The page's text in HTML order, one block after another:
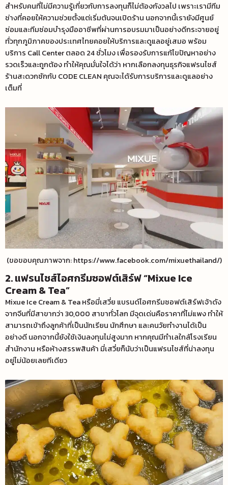
สำหรับคนที่ไม่มีความรู้เกี่ยวกับการลงทุนก็ไม่ต้องกังวลไป เพราะเรามีทีม
ช่างที่คอยให้ความช่วยตั้งแต่เริ่มต้นจนเปิดร้าน นอกจากนี้เรายังมีศูนย์
ซ่อมและทีมซ่อมบำรุงมืออาชีพที่ผ่านการอบรมมาเป็นอย่างดีกระจายอยู่
ทั่วทุกภูมิภาคของประเทศไทยคอยให้บริการและดูแลอยู่เสมอ พร้อม
บริการ Call Center ตลอด 24 ชั่วโมง เพื่อรองรับการแก้ไขปัญหาอย่าง
รวดเร็วและถูกต้อง ทำให้คุณมั่นใจได้ว่า หากเลือกลงทุนธุรกิจแฟรนไชส์
ร้านสะดวกซักกับ CODE CLEAN คุณจะได้รับการบริการและดูแลอย่าง
เต็มที่
(ขอขอบคุณภาพจาก: https://www.facebook.com/mixuethailand/)
2. แฟรนไชส์ไอศกรีมซอฟต์เสิร์ฟ “Mixue Ice
Cream & Tea”
Mixue Ice Cream & Tea หรือมี่เสวี่ย แบรนด์ไอศกรีมซอฟต์เสิร์ฟเจ้าดัง
จากจีนที่มีสาขากว่า 30,000 สาขาทั่วโลก มีจุดเด่นคือราคาที่ไม่แพง ทำให้
สามารถเข้าถึงลูกค้าที่เป็นนักเรียน นักศึกษา และคนวัยทำงานได้เป็น
อย่างดี นอกจากนี้ยังใช้เงินลงทุนไม่สูงมาก หากคุณมีทำเลใกล้โรงเรียน
สำนักงาน หรือห้างสรรพสินค้า มี่เสวี่ยก็นับว่าเป็นแฟรนไชส์ที่น่าลงทุน
อยู่ไม่น้อยเลยทีเดียว